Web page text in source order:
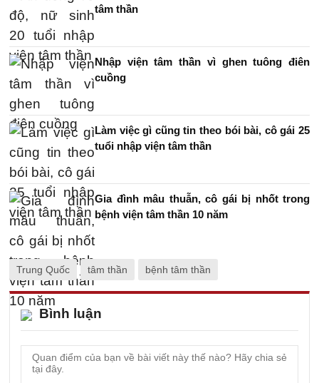
tâm thần
Nhập viện tâm thần vì ghen tuông điên
cuồng
Làm việc gì cũng tin theo bói bài, cô gái 25
tuổi nhập viện tâm thần
Gia đình mâu thuẫn, cô gái bị nhốt trong
bệnh viện tâm thần 10 năm
Trung Quốc tâm thần bệnh tâm thần
Bình luận